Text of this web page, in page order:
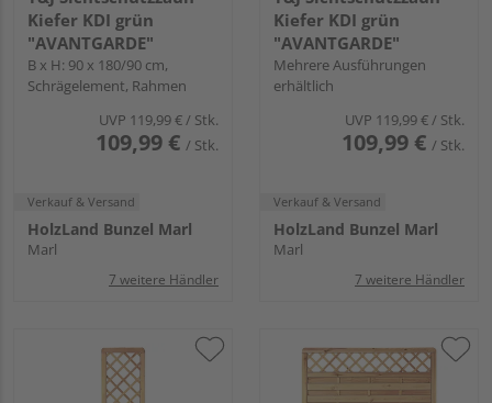
Kiefer KDI grün
"AVANTGARDE"
B x H: 90 x 180/90 cm,
Schrägelement, Rahmen
UVP 119,99 €/ Stk.
109,99 € / Stk.
Verkauf & Versand
HolzLand Bunzel Marl
Marl
7 weitere Händler
Kiefer KDI grün
"AVANTGARDE"
Mehrere Ausführungen
erhältlich
UVP 119,99 €/ Stk.
109,99 € / Stk.
Verkauf & Versand
HolzLand Bunzel Marl
Marl
7 weitere Händler